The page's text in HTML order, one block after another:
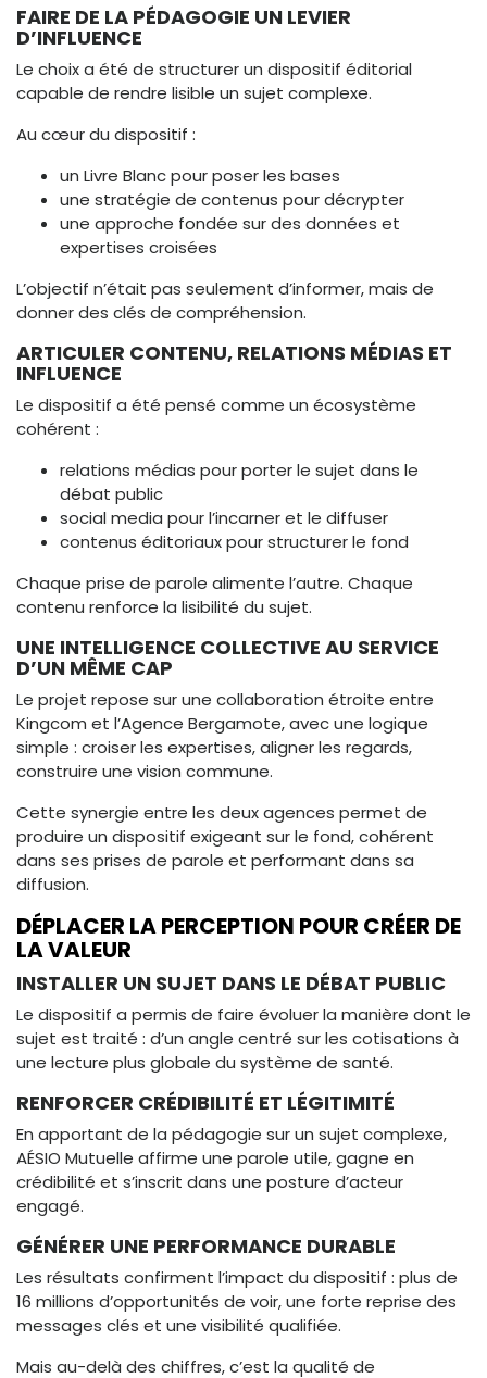
FAIRE DE LA PÉDAGOGIE UN LEVIER
D’INFLUENCE
Le choix a été de structurer un dispositif éditorial
capable de rendre lisible un sujet complexe.
Au cœur du dispositif :
un Livre Blanc pour poser les bases
une stratégie de contenus pour décrypter
une approche fondée sur des données et
expertises croisées
L’objectif n’était pas seulement d’informer, mais de
donner des clés de compréhension.
ARTICULER CONTENU, RELATIONS MÉDIAS ET
INFLUENCE
Le dispositif a été pensé comme un écosystème
cohérent :
relations médias pour porter le sujet dans le
débat public
social media pour l’incarner et le diffuser
contenus éditoriaux pour structurer le fond
Chaque prise de parole alimente l’autre. Chaque
contenu renforce la lisibilité du sujet.
UNE INTELLIGENCE COLLECTIVE AU SERVICE
D’UN MÊME CAP
Le projet repose sur une collaboration étroite entre
Kingcom et l’Agence Bergamote, avec une logique
simple : croiser les expertises, aligner les regards,
construire une vision commune.
Cette synergie entre les deux agences permet de
produire un dispositif exigeant sur le fond, cohérent
dans ses prises de parole et performant dans sa
diffusion.
DÉPLACER LA PERCEPTION POUR CRÉER DE
LA VALEUR
INSTALLER UN SUJET DANS LE DÉBAT PUBLIC
Le dispositif a permis de faire évoluer la manière dont le
sujet est traité : d’un angle centré sur les cotisations à
une lecture plus globale du système de santé.
RENFORCER CRÉDIBILITÉ ET LÉGITIMITÉ
En apportant de la pédagogie sur un sujet complexe,
AÉSIO Mutuelle affirme une parole utile, gagne en
crédibilité et s’inscrit dans une posture d’acteur
engagé.
GÉNÉRER UNE PERFORMANCE DURABLE
Les résultats confirment l’impact du dispositif : plus de
16 millions d’opportunités de voir, une forte reprise des
messages clés et une visibilité qualifiée.
Mais au-delà des chiffres, c’est la qualité de